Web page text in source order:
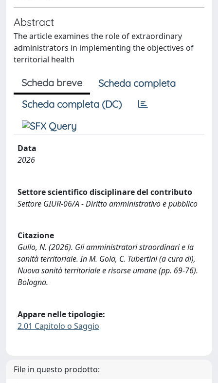
Abstract
The article examines the role of extraordinary
administrators in implementing the objectives of
territorial health
Scheda breve
Scheda completa
Scheda completa (DC)
Data
2026
Settore scientifico disciplinare del contributo
Settore GIUR-06/A - Diritto amministrativo e pubblico
Citazione
Gullo, N. (2026). Gli amministratori straordinari e la
sanità territoriale. In M. Gola, C. Tubertini (a cura di),
Nuova sanità territoriale e risorse umane (pp. 69-76).
Bologna.
Appare nelle tipologie:
2.01 Capitolo o Saggio
File in questo prodotto: